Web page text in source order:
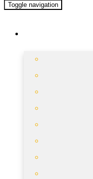
Toggle navigation